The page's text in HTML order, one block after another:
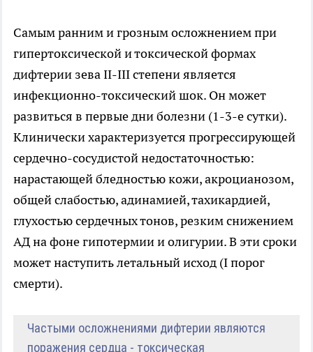
Самым ранним и грозным осложнением при
гипертоксической и токсической формах
дифтерии зева II-III степени является
инфекционно-токсический шок. Он может
развиться в первые дни болезни (1-3-е сутки).
Клинически характеризуется прогрессирующей
сердечно-сосудистой недостаточностью:
нарастающей бледностью кожи, акроцианозом,
общей слабостью, адинамией, тахикардией,
глухостью сердечных тонов, резким снижением
АД на фоне гипотермии и олигурии. В эти сроки
может наступить летальный исход (I порог
смерти).
Частыми осложнениями дифтерии являются
поражения сердца - токсическая